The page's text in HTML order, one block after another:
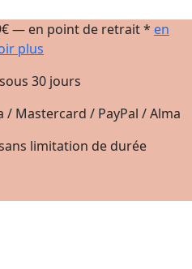
— en point de retrait * en
plus
30 jours
Mastercard / PayPal / Alma
limitation de durée